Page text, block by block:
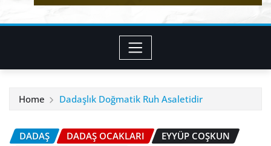
Home Dadaşlık Doğmatik Ruh Asaletidir
DADAŞ DADAŞ OCAKLARI
EYYÜP COŞKUN